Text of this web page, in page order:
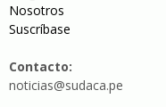
Nosotros
Suscríbase
Contacto:
noticias@sudaca.pe